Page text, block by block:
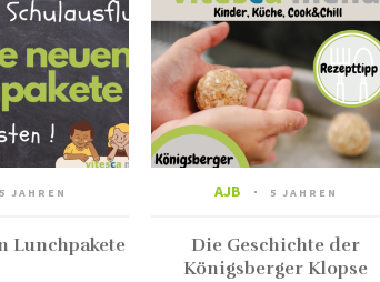
5 JAHREN
Lunchpakete
AJB 5 JAHREN
Die Geschichte der
Königsberger Klopse